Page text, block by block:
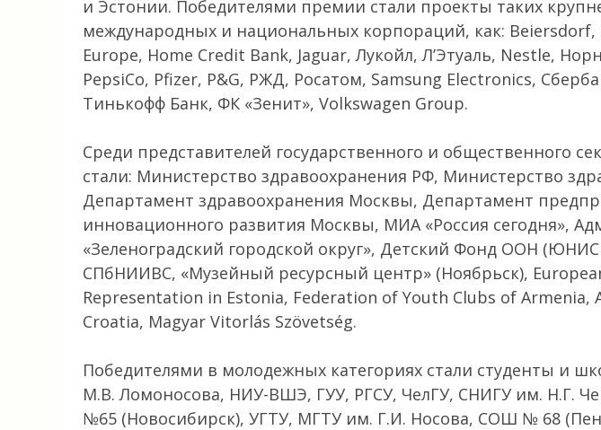
и Эстонии. Победителями премии стали проекты таких
международных и национальных корпораций, как: Beiersdorf,
Europe, Home Credit Bank, Jaguar, Лукойл, Л’Этуаль, Nestle,
PepsiCo, Pfizer, P&G, РЖД, Росатом, Samsung Electronics,
Тинькофф Банк, ФК «Зенит», Volkswagen Group.
Среди представителей государственного и общественного
стали: Министерство здравоохранения РФ, Министерство
Департамент здравоохранения Москвы, Департамент
инновационного развития Москвы, МИА «Россия сегодня»,
«Зеленоградский городской округ», Детский Фонд ООН
СПбНИИВС, «Музейный ресурсный центр» (Ноябрьск),
Representation in Estonia, Federation of Youth Clubs of Armenia,
Croatia, Magyar Vitorlás Szövetség.
Победителями в молодежных категориях стали студенты и
М.В. Ломоносова, НИУ-ВШЭ, ГУУ, РГСУ, ЧелГУ, СНИГУ им. Н.Г.
№65 (Новосибирск), УГТУ, МГТУ им. Г.И. Носова, СОШ № 68